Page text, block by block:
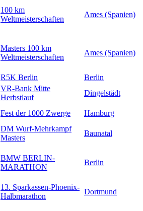
100 km
Weltmeisterschaften
Ames (Spanien)
Masters 100 km
Weltmeisterschaften
Ames (Spanien)
R5K Berlin
Berlin
VR-Bank Mitte
Herbstlauf
Dingelstädt
Fest der 1000 Zwerge
Hamburg
DM Wurf-Mehrkampf
Masters
Baunatal
BMW BERLIN-
MARATHON
Berlin
13. Sparkassen-Phoenix-
Halbmarathon
Dortmund